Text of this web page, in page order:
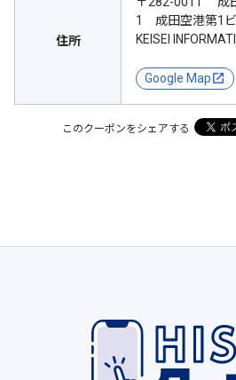
住所
1 成田空港第1
KEISEI
Google Map
このクーポンをシェアする